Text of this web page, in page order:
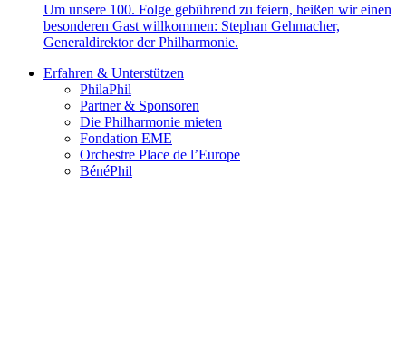
Um unsere 100. Folge gebührend zu feiern, heißen wir einen
besonderen Gast willkommen: Stephan Gehmacher,
Generaldirektor der Philharmonie.
Erfahren & Unterstützen
PhilaPhil
Partner & Sponsoren
Die Philharmonie mieten
Fondation EME
Orchestre Place de l’Europe
BénéPhil